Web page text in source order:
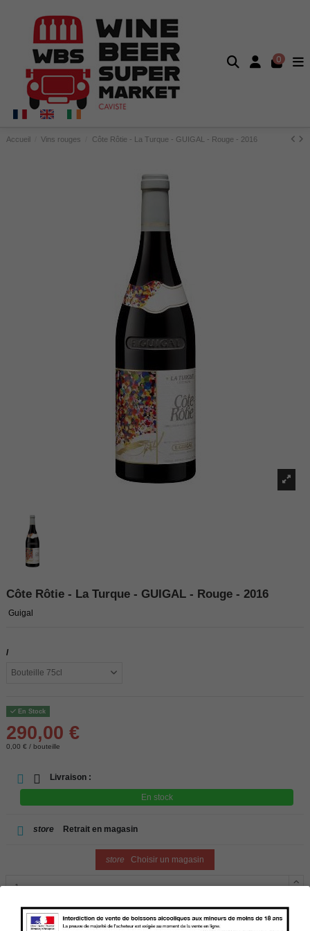
0
Accueil Vins rouges Côte Rôtie - La Turque - GUIGAL - Rouge - 2016
Côte Rôtie - La Turque - GUIGAL - Rouge - 2016
Guigal
/
En Stock
290,00 €
0,00 € / bouteille
Livraison :
En stock
store Retrait en magasin
store Choisir un magasin
Ajouter au panier